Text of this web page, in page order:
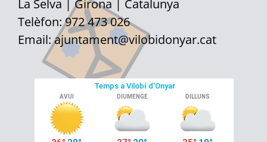
La Selva | Girona | Catalunya
Telèfon: 972 473 026
Email:ajuntament@vilobidonyar.cat